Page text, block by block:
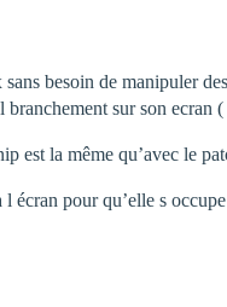
besoin de manipuler
sur son ecran
est la même qu’avec le
écran pour qu’elle s